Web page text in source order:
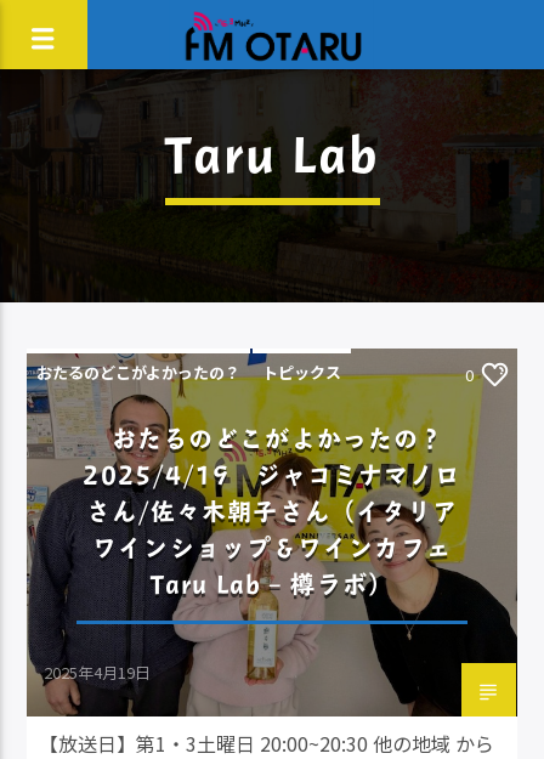
Taru Lab
おたるのどこがよかったの？ トピックス 0
おたるのどこがよかったの？
2025/4/19 ジャコミナマノロ
さん/佐々木朝子さん（イタリア
ワインショップ＆ワインカフェ
Taru Lab – 樽ラボ）
2025年4月19日
【放送日】第1・3土曜日 20:00~20:30 他の地域 から